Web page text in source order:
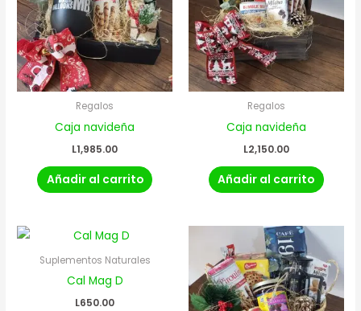
Regalos
Caja navideña
L1,985.00
Añadir al carrito
Regalos
Caja navideña
L2,150.00
Añadir al carrito
Suplementos Naturales
Cal Mag D
L650.00